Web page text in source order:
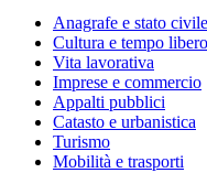
Anagrafe e stato civile
Cultura e tempo libero
Vita lavorativa
Imprese e commercio
Appalti pubblici
Catasto e urbanistica
Turismo
Mobilità e trasporti